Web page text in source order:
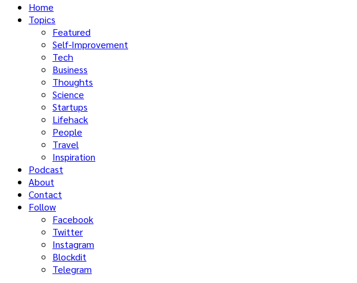
Home
Topics
Featured
Self-Improvement
Tech
Business
Thoughts
Science
Startups
Lifehack
People
Travel
Inspiration
Podcast
About
Contact
Follow
Facebook
Twitter
Instagram
Blockdit
Telegram